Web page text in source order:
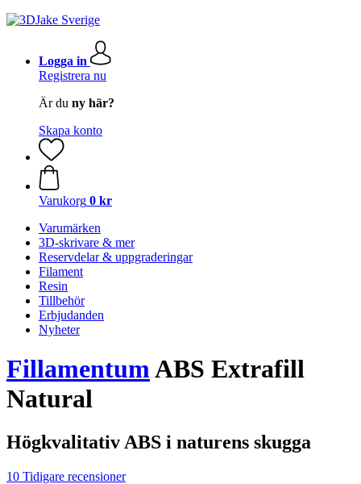
Logga in
Registrera nu
Är du ny här?
Skapa konto
Varukorg 0 kr
Varumärken
3D-skrivare & mer
Reservdelar & uppgraderingar
Filament
Resin
Tillbehör
Erbjudanden
Nyheter
FillamentumABS Extrafill
Natural
Högkvalitativ ABS i naturens skugga
10 Tidigare recensioner